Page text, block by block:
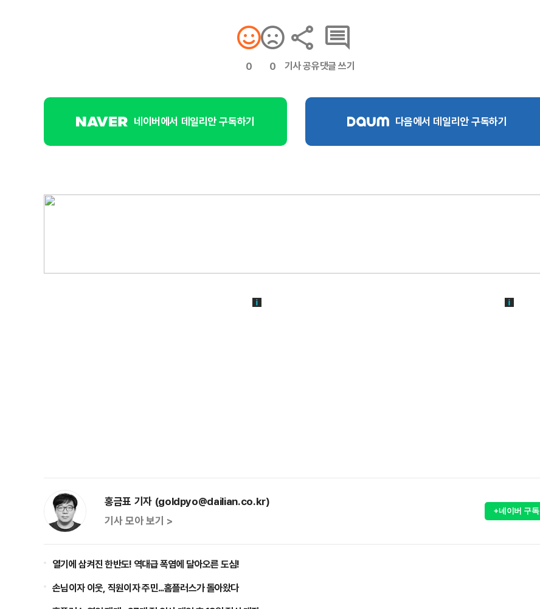
0 0 기사 공유댓글 쓰기
네이버에서 데일리안 구독하기 다음에서 데일리안 구독하기
홍금표 기자 (goldpyo@dailian.co.kr)
기사 모아 보기 >
+네이버 구독
열기에 삼켜진 한반도! 역대급 폭염에 달아오른 도심!
손님이자 이웃, 직원이자 주민...홈플러스가 돌아왔다